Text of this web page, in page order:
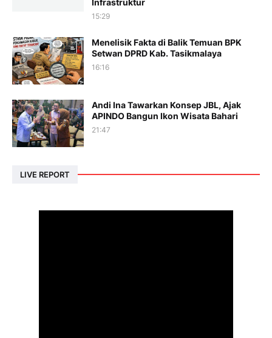
Infrastruktur
15:29
Menelisik Fakta di Balik Temuan BPK
Setwan DPRD Kab. Tasikmalaya
16:16
Andi Ina Tawarkan Konsep JBL, Ajak
APINDO Bangun Ikon Wisata Bahari
21:47
LIVE REPORT